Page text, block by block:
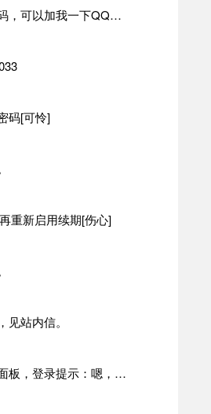
可以的，已经重置密码，可以加我一下QQ，留言后我就发密码给你。
码[可怜]
重新启用续期[伤心]
见站内信。
站长，许久没有登陆面板，登录提示：嗯，登录详细信息似乎不正确。请重试。 网站还可以正常使用。如果是密码问题请帮忙重置一下密码。谢谢。订单号：97790，账号：aa20210950。 站长，提交了工单，你回复续期成功，不过我的问题是面部登陆信息有问题，一直是初始密码，现在无法登陆，有时间麻烦排查一下。